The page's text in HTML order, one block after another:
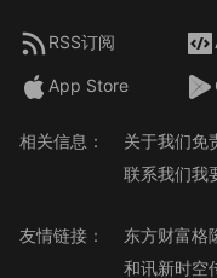
RSS订阅
App Store
相关信息： 关于我们免
联系我们我
友情链接： 东方财富格
和讯新时空